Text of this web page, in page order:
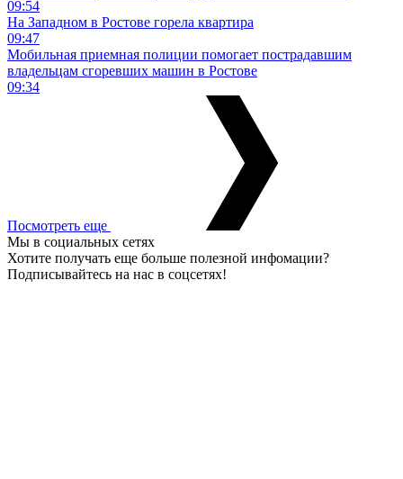
09:54
На Западном в Ростове горела квартира
09:47
Мобильная приемная полиции помогает пострадавшим
владельцам сгоревших машин в Ростове
09:34
Посмотреть еще
Мы в социальных сетях
Хотите получать еще больше полезной инфомации?
Подписывайтесь на нас в соцсетях!